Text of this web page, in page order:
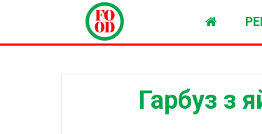
Гарбуз з